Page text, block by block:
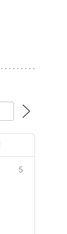
5